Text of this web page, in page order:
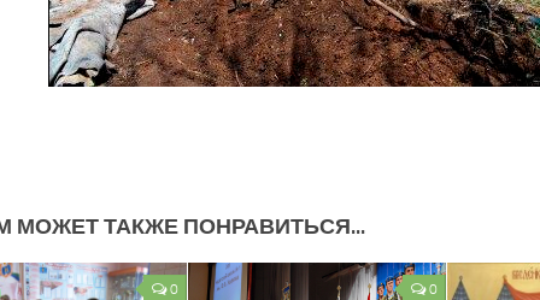
МОЖЕТ ТАКЖЕ ПОНРАВИТЬСЯ...
0 0